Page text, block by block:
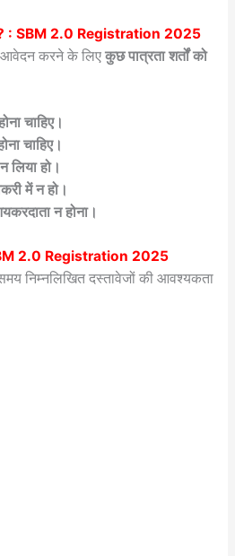
: SBM 2.0 Registration 2025
आवेदन करने के लिए कुछ पात्रता शर्तों को
चाहिए।
चाहिए।
लिया हो।
में न हो।
न होना।
2.0 Registration 2025
निम्नलिखित दस्तावेजों की आवश्यकता